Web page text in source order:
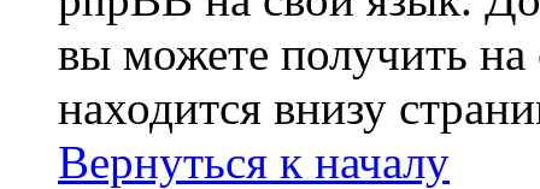
вы можете получить на
находится внизу
Вернуться к началу